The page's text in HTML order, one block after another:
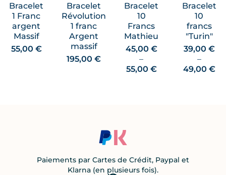
Bracelet
1 Franc
argent
Massif
55,00 €
Bracelet
Révolution
1 franc
Argent
massif
195,00€
Bracelet
10
Francs
Mathieu
45,00 €
–
55,00 €Plage
Bracelet
10
francs
"Turin"
39,00 €
–
49,00 €
Paiements par Cartes de Crédit, Paypal et
Klarna (en plusieurs fois).